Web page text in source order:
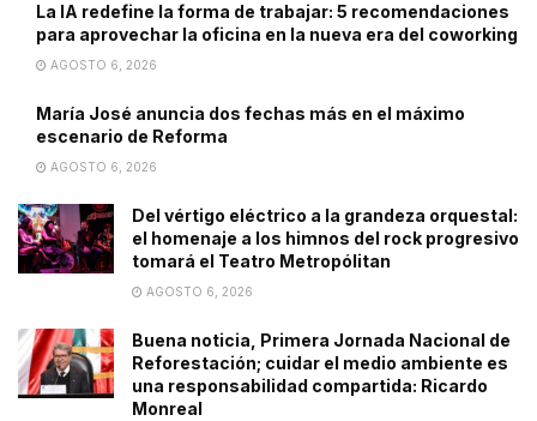
La IA redefine la forma de trabajar: 5 recomendaciones
para aprovechar la oficina en la nueva era del coworking
AGOSTO 6, 2026
María José anuncia dos fechas más en el máximo
escenario de Reforma
AGOSTO 6, 2026
Del vértigo eléctrico a la grandeza orquestal:
el homenaje a los himnos del rock progresivo
tomará el Teatro Metropólitan
AGOSTO 6, 2026
Buena noticia, Primera Jornada Nacional de
Reforestación; cuidar el medio ambiente es
una responsabilidad compartida: Ricardo
Monreal